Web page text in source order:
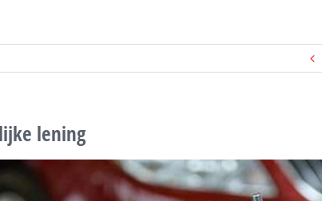
lening